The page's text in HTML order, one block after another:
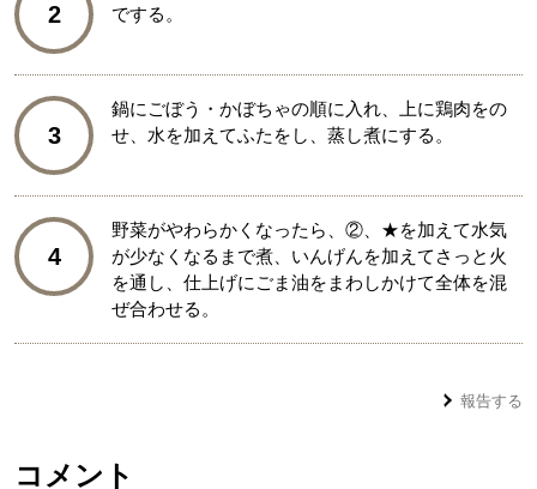
2
でする。
3
鍋にごぼう・かぼちゃの順に入れ、上に鶏肉をの
せ、水を加えてふたをし、蒸し煮にする。
4
野菜がやわらかくなったら、②、★を加えて水気
が少なくなるまで煮、いんげんを加えてさっと火
を通し、仕上げにごま油をまわしかけて全体を混
ぜ合わせる。
報告する
コメント